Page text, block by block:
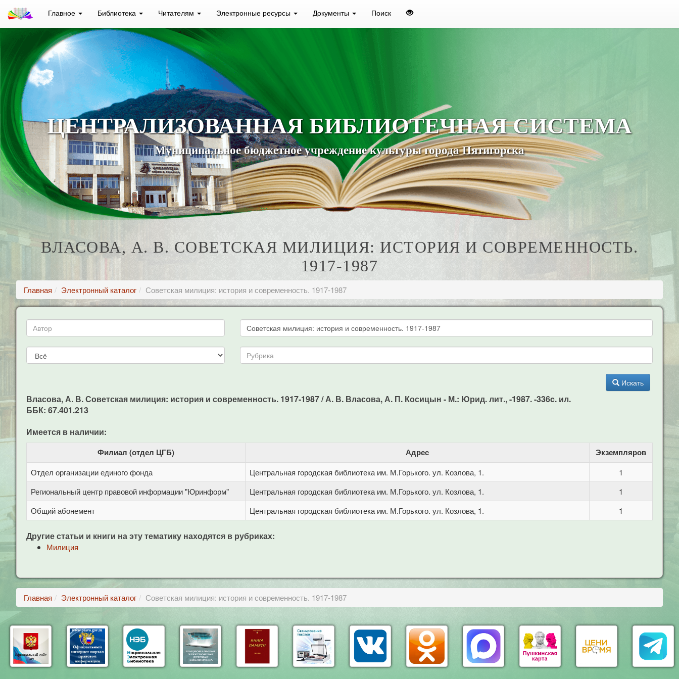
Главное Библиотека Читателям Электронные ресурсы Документы Поиск
ЦЕНТРАЛИЗОВАННАЯ БИБЛИОТЕЧНАЯ СИСТЕМА
Муниципальное бюджетное учреждение культуры города Пятигорска
ВЛАСОВА, А. В. СОВЕТСКАЯ МИЛИЦИЯ: ИСТОРИЯ И СОВРЕМЕННОСТЬ.
1917-1987
Главная Электронный каталог Советская милиция: история и современность. 1917-1987
Искать
Власова, А. В. Советская милиция: история и современность. 1917-1987 / А. В. Власова, А. П. Косицын - М.: Юрид. лит., -1987. -336c. ил.
ББК: 67.401.213
Имеется в наличии:
Филиал (отдел ЦГБ) Адрес Экземпляров
Отдел организации единого фонда Центральная городская библиотека им. М.Горького. ул. Козлова, 1.
1
Региональный центр правовой информации "Юринформ"
Центральная городская библиотека им. М.Горького. ул. Козлова, 1.
1
Общий абонемент
Центральная городская библиотека им. М.Горького. ул. Козлова, 1. 1
Другие статьи и книги на эту тематику находятся в рубриках:
Милиция
Главная Электронный каталог Советская милиция: история и современность. 1917-1987